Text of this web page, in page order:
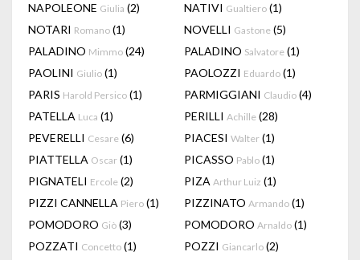
NAPOLEONE Giulia (2) NATIVI Gualtiero (1)
NOTARI Romano (1) NOVELLI Gastone (5)
PALADINO Mimmo (24) PALADINO Salvatore (1)
PAOLINI Giulio (1) PAOLOZZI Eduardo (1)
PARIS Harold Persico (1) PARMIGGIANI Claudio (4)
PATELLA Luca (1) PERILLI Achille (28)
PEVERELLI Cesare (6) PIACESI Walter (1)
PIATTELLA Oscar (1) PICASSO Pablo (1)
PIGNATELI Ercole (2) PIZA Arthur Luiz (1)
PIZZI CANNELLA Piero (1) PIZZINATO Armando (1)
POMODORO Giò (3) POMODORO Arnaldo (1)
POZZATI Concetto (1) POZZI Giancarlo (2)